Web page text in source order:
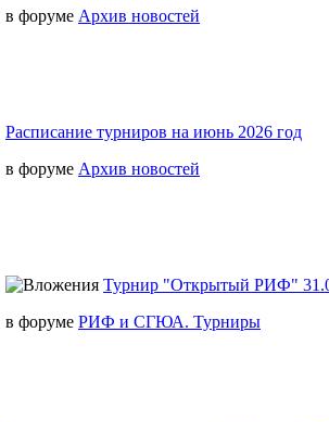
в форуме Архив новостей
Расписание турниров на июнь 2026 год
в форуме Архив новостей
Турнир "Открытый РИФ"
в форуме РИФ и СГЮА. Турниры